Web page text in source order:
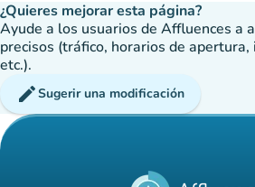
¿Quieres mejorar esta página?
Ayude a los usuarios de Affluences a
precisos (tráfico, horarios de
etc.).
editSugerir una modificación